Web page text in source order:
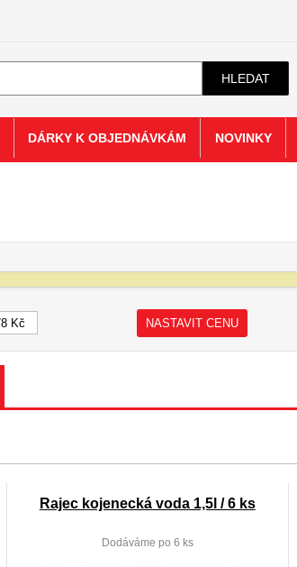
NASTAVIT CENU
Rajec kojenecká voda 1,5l / 6 ks
Dodáváme po 6 ks
HLEDAT
DÁRKY K OBJEDNÁVKÁM NOVINKY